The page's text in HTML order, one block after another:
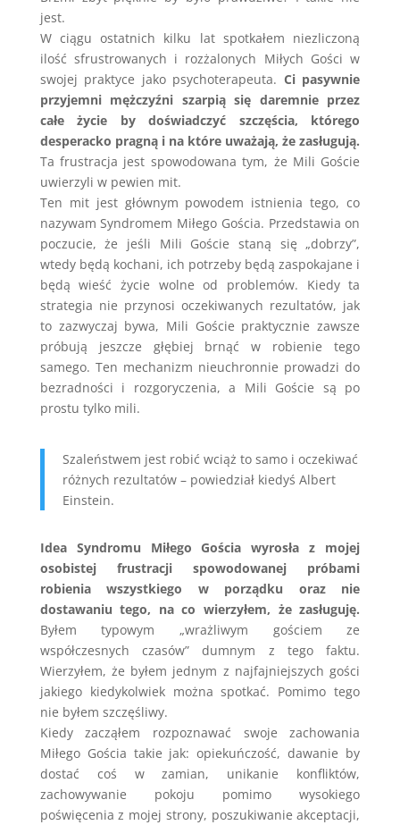
jest.
W ciągu ostatnich kilku lat spotkałem niezliczoną
ilość sfrustrowanych i rozżalonych Miłych Gości w
swojej praktyce jako psychoterapeuta. Ci pasywnie
przyjemni mężczyźni szarpią się daremnie przez
całe życie by doświadczyć szczęścia, którego
desperacko pragną i na które uważają, że zasługują.
Ta frustracja jest spowodowana tym, że Mili Goście
uwierzyli w pewien mit.
Ten mit jest głównym powodem istnienia tego, co
nazywam Syndromem Miłego Gościa. Przedstawia on
poczucie, że jeśli Mili Goście staną się „dobrzy”,
wtedy będą kochani, ich potrzeby będą zaspokajane i
będą wieść życie wolne od problemów. Kiedy ta
strategia nie przynosi oczekiwanych rezultatów, jak
to zazwyczaj bywa, Mili Goście praktycznie zawsze
próbują jeszcze głębiej brnąć w robienie tego
samego. Ten mechanizm nieuchronnie prowadzi do
bezradności i rozgoryczenia, a Mili Goście są po
prostu tylko mili.
Szaleństwem jest robić wciąż to samo i oczekiwać
różnych rezultatów – powiedział kiedyś Albert
Einstein.
Idea Syndromu Miłego Gościa wyrosła z mojej
osobistej frustracji spowodowanej próbami
robienia wszystkiego w porządku oraz nie
dostawaniu tego, na co wierzyłem, że zasługuję.
Byłem typowym „wrażliwym gościem ze
współczesnych czasów” dumnym z tego faktu.
Wierzyłem, że byłem jednym z najfajniejszych gości
jakiego kiedykolwiek można spotkać. Pomimo tego
nie byłem szczęśliwy.
Kiedy zacząłem rozpoznawać swoje zachowania
Miłego Gościa takie jak: opiekuńczość, dawanie by
dostać coś w zamian, unikanie konfliktów,
zachowywanie pokoju pomimo wysokiego
poświęcenia z mojej strony, poszukiwanie akceptacji,